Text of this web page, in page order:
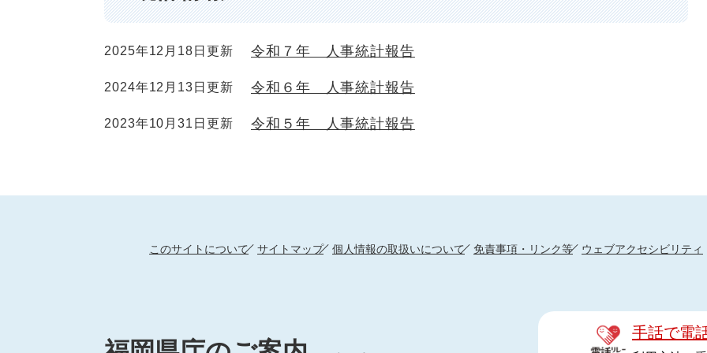
2025年12月18日更新 令和７年 人事統計報告
2024年12月13日更新 令和６年 人事統計報告
2023年10月31日更新 令和５年 人事統計報告
このサイトについて サイトマップ 個人情報の取扱いについて 免責事項・リンク等 ウェブアクセシビリティ
手話で電